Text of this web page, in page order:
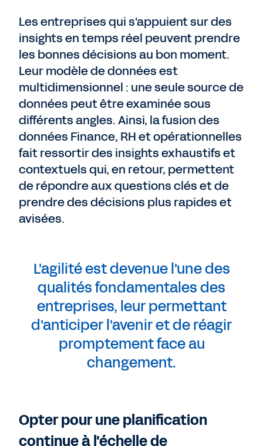
Les entreprises qui s'appuient sur des
insights en temps réel peuvent prendre
les bonnes décisions au bon moment.
Leur modèle de données est
multidimensionnel : une seule source de
données peut être examinée sous
différents angles. Ainsi, la fusion des
données Finance, RH et opérationnelles
fait ressortir des insights exhaustifs et
contextuels qui, en retour, permettent
de répondre aux questions clés et de
prendre des décisions plus rapides et
avisées.
L'agilité est devenue l'une des
qualités fondamentales des
entreprises, leur permettant
d'anticiper l'avenir et de réagir
promptement face au
changement.
Opter pour une planification
continue à l'échelle de